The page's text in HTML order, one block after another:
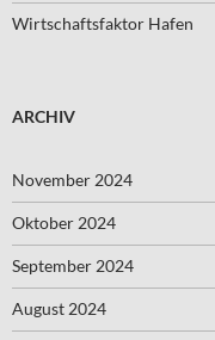
Wirtschaftsfaktor Hafen
ARCHIV
November 2024
Oktober 2024
September 2024
August 2024